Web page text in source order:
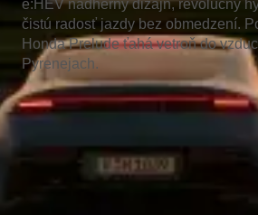
e:HEV nádherný dizajn, revolučný
čistú radosť jazdy bez obmedzení.
Honda Prelude ťahá vetroň do
Pyrenejach.